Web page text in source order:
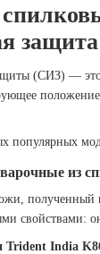
(СИЗ) — это
популярных
из
полученный
свойствами:
Trident India